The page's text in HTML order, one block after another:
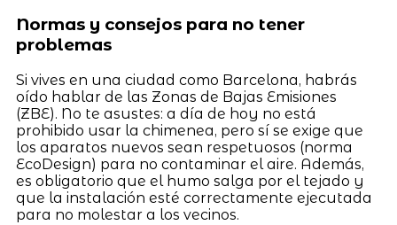
Normas y consejos para no tener
problemas
Si vives en una ciudad como Barcelona, habrás
oído hablar de las Zonas de Bajas Emisiones
(ZBE). No te asustes: a día de hoy no está
prohibido usar la chimenea, pero sí se exige que
los aparatos nuevos sean respetuosos (norma
EcoDesign) para no contaminar el aire. Además,
es obligatorio que el humo salga por el tejado y
que la instalación esté correctamente ejecutada
para no molestar a los vecinos.